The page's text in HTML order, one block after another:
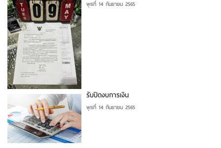
พุธที่ 14 กันยายน 2565
รับปิดงบการเงิน
พุธที่ 14 กันยายน 2565